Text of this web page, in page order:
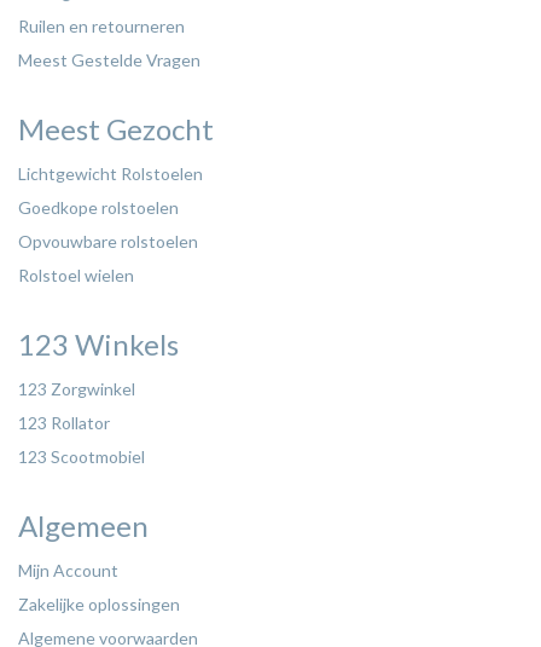
Ruilen en retourneren
Meest Gestelde Vragen
Meest Gezocht
Lichtgewicht Rolstoelen
Goedkope rolstoelen
Opvouwbare rolstoelen
Rolstoel wielen
123 Winkels
123 Zorgwinkel
123 Rollator
123 Scootmobiel
Algemeen
Mijn Account
Zakelijke oplossingen
Algemene voorwaarden